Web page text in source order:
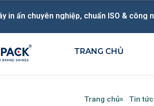
in ấn chuyên nghiệp, chuẩn ISO & công
TRANG CHỦ
Trang chủ Tin tức